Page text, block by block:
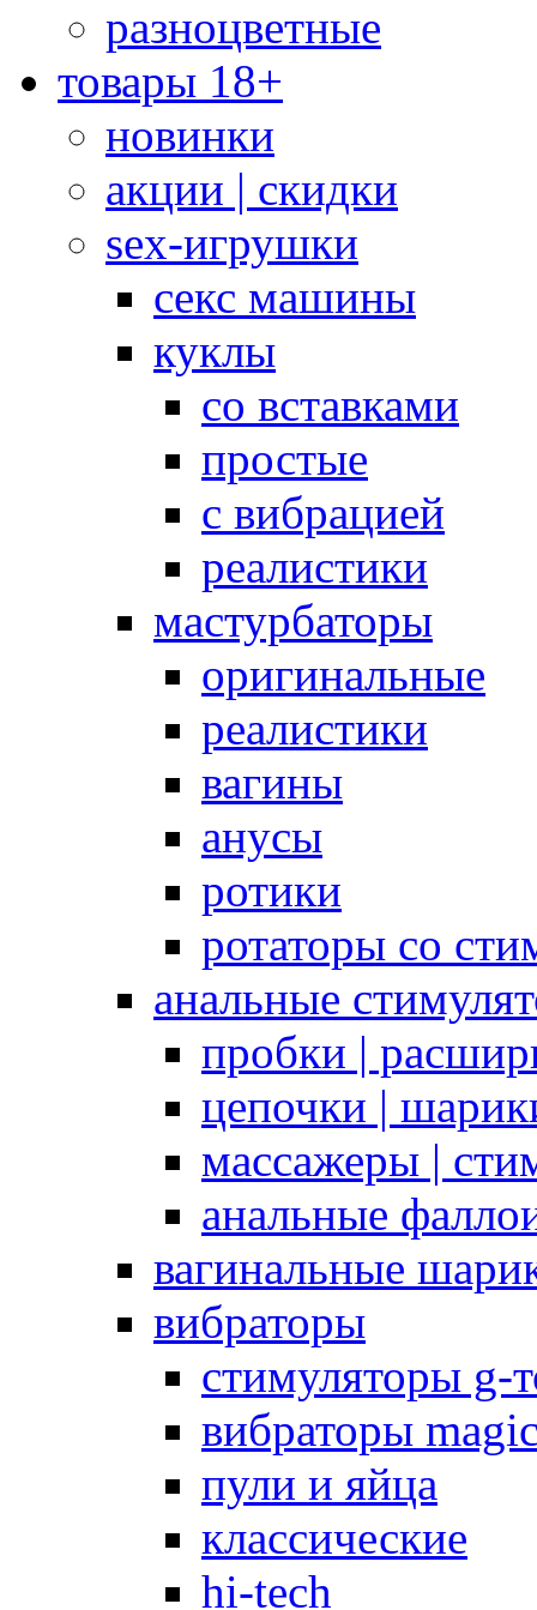
разноцветные
товары 18+
новинки
акции | скидки
sex-игрушки
секс машины
куклы
со вставками
простые
с вибрацией
реалистики
мастурбаторы
оригинальные
реалистики
вагины
анусы
ротики
ротаторы со
анальные
пробки |
цепочки |
массажеры |
анальные
вагинальные
вибраторы
стимуляторы g-
вибраторы
пули и яйца
классические
hi-tech